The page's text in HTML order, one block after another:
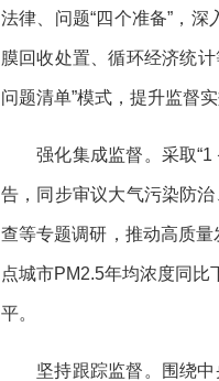
法律、问题“四个准备”，
膜回收处置、循环经济统
问题清单”模式，提升监督实
强化集成监督。采取
告，同步审议大气污染防
查等专题调研，推动高质
点城市PM2.5年均浓度同
平。
坚持跟踪监督。围绕